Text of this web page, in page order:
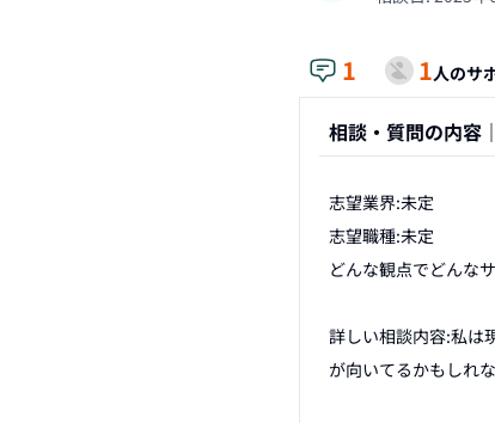
1 1人のサ
相談・質問の内容｜
志望業界:未定
志望職種:未定
どんな観点でどんな
詳しい相談内容:私は
が向いてるかもしれ